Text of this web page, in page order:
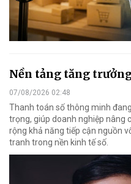
Nền tảng tăng
07/08/2026 02:48
Thanh toán số thông minh
trọng, giúp doanh nghiệp nâng
rộng khả năng tiếp cận nguồn
tranh trong nền kinh tế số.